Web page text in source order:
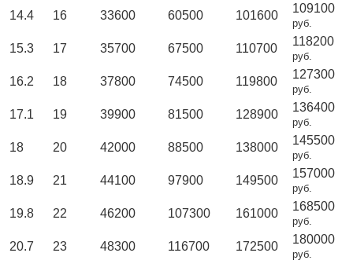
14.4 16 33600 60500 101600
109100
руб.
15.3 17 35700 67500 110700
118200
руб.
16.2 18 37800 74500 119800
127300
руб.
17.1 19 39900 81500 128900
136400
руб.
18 20 42000 88500 138000
145500
руб.
18.9 21 44100 97900 149500
157000
руб.
19.8 22 46200 107300 161000
168500
руб.
20.7 23 48300 116700 172500
180000
руб.